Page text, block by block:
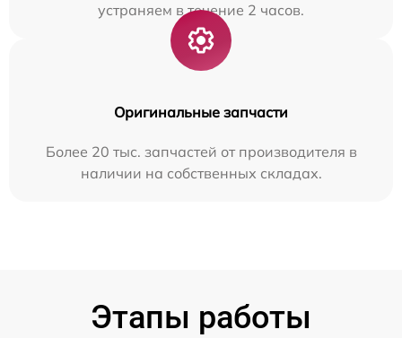
устраняем в течение 2 часов.
Оригинальные запчасти
Более 20 тыс. запчастей от производителя в
наличии на собственных складах.
Этапы работы